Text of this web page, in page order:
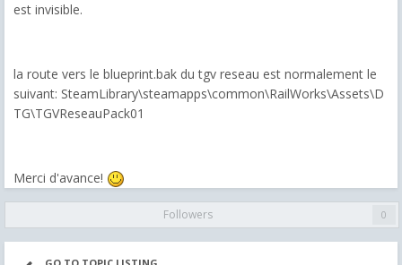
est invisible.
la route vers le blueprint.bak du tgv reseau est normalement le
suivant: SteamLibrary\steamapps\common\RailWorks\Assets\D
TG\TGVReseauPack01
Merci d'avance!
Followers 0